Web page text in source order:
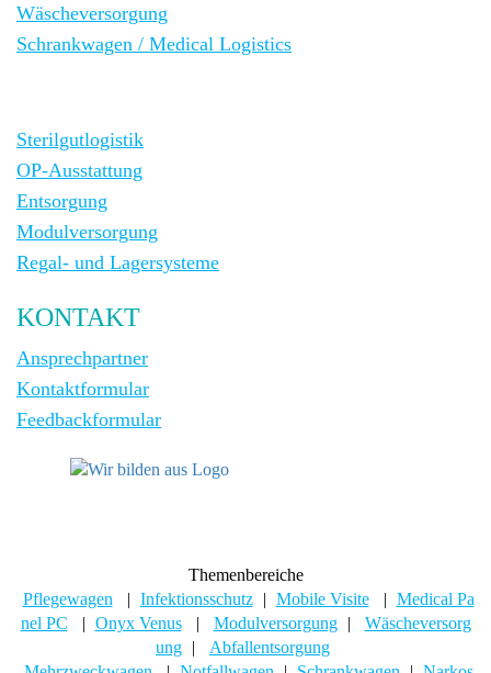
Wäscheversorgung
Schrankwagen / Medical Logistics
Sterilgutlogistik
OP-Ausstattung
Entsorgung
Modulversorgung
Regal- und Lagersysteme
KONTAKT
Ansprechpartner
Kontaktformular
Feedbackformular
Themenbereiche
Pflegewagen
| Infektionsschutz | Mobile Visite | Medical Pa
nel PC
| Onyx Venus | Modulversorgung |
Wäscheversorg
ung |
Abfallentsorgung